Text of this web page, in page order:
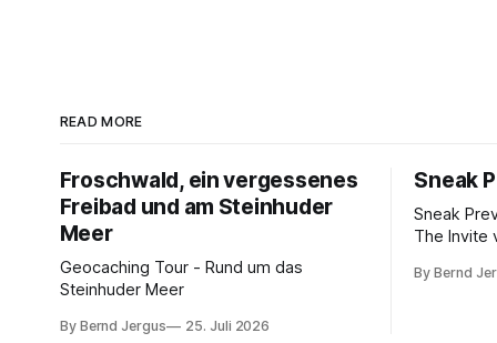
READ MORE
Froschwald, ein vergessenes
Freibad und am Steinhuder
Meer
Geocaching Tour - Rund um das
Steinhuder Meer
By Bernd Jergus 25. Juli 2026
Sneak
Sneak
The Invite
Norton.
By Bernd